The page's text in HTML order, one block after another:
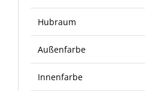
Hubraum
Außenfarbe
Innenfarbe